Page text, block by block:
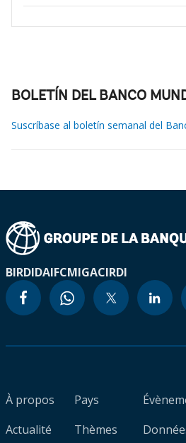
BOLETÍN DEL BANCO
Suscríbase al boletín semanal del
BIRDIDAIFCMIGACIRDI
À propos
Actualité
Pays
Thèmes